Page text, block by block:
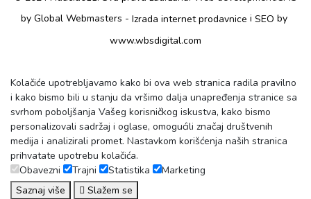
by Global Webmasters - Izrada internet prodavnice i SEO by
www.wbsdigital.com
Kolačiće upotrebljavamo kako bi ova web stranica radila pravilno
i kako bismo bili u stanju da vršimo dalja unapređenja stranice sa
svrhom poboljšanja Vašeg korisničkog iskustva, kako bismo
personalizovali sadržaj i oglase, omogućili značaj društvenih
medija i analizirali promet. Nastavkom korišćenja naših stranica
prihvatate upotrebu kolačića.
Obavezni
Trajni Statistika
Marketing
Saznaj više
Slažem se